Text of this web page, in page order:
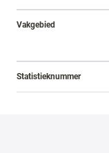
Vakgebied
Statistieknummer